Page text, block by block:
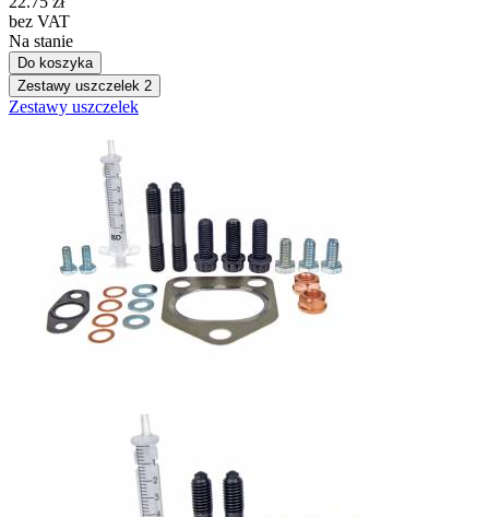
bez VAT
Na stanie
Do koszyka
Zestawy uszczelek 2
Zestawy uszczelek